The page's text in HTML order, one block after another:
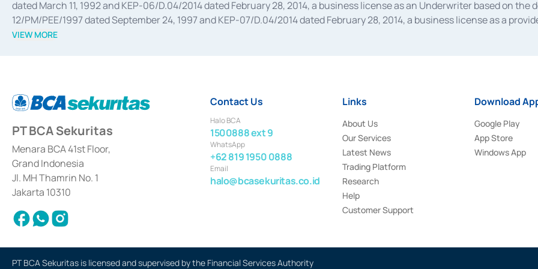
dated March 11, 1992 and KEP-06/D.04/2014 dated February 28, 2014, a business license as an Underwriter based on
12/PM/PEE/1997 dated September 24, 1997 and KEP-07/D.04/2014 dated February 28, 2014, a business license as a
divestments, and joint ventures based on the decree of the Financial Services Authority Number S-67/PM.21/2014 dated
Settlement of Commercial Paper Transactions whose license was issued in 2018.
VIEW MORE
PT BCA Sekuritas
Menara BCA 41st Floor,
Grand Indonesia
Jl. MH Thamrin No. 1
Jakarta 10310
Contact Us
Halo BCA
1500888 ext 9
WhatsApp
+62 819 1950 0888
Email
halo@bcasekuritas.co.id
Links
About Us
Our Services
Latest News
Trading Platform
Research
Help
Customer Support
Download
Google Play
App Store
Windows App
PT BCA Sekuritas is licensed and supervised by the Financial Services Authority